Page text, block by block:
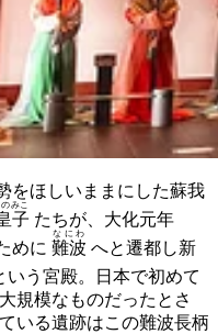
をほしいままにした蘇我
子
みこ
たちが、大化元年
めに 難波
なにわ
へと遷都し新
いう宮殿。日本で初めて
規模なものだったとさ
いる遺跡はこの難波長柄